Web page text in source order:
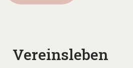
Vereinsleben